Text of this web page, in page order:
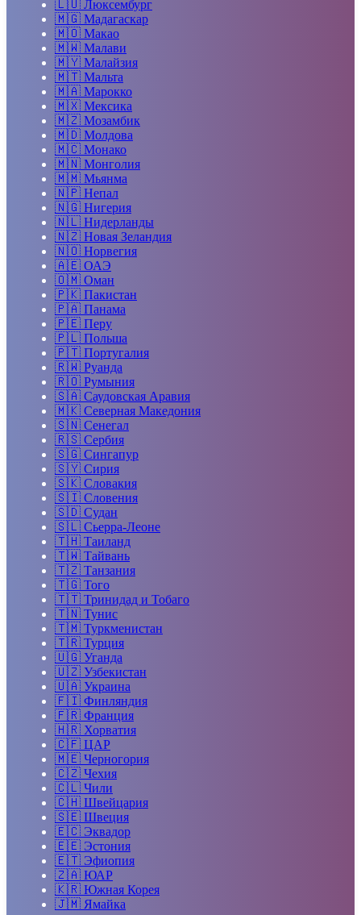
🇱🇺 Люксембург
🇲🇬 Мадагаскар
🇲🇴 Макао
🇲🇼 Малави
🇲🇾 Малайзия
🇲🇹 Мальта
🇲🇦 Марокко
🇲🇽 Мексика
🇲🇿 Мозамбик
🇲🇩 Молдова
🇲🇨 Монако
🇲🇳 Монголия
🇲🇲 Мьянма
🇳🇵 Непал
🇳🇬 Нигерия
🇳🇱 Нидерланды
🇳🇿 Новая Зеландия
🇳🇴 Норвегия
🇦🇪 ОАЭ
🇴🇲 Оман
🇵🇰 Пакистан
🇵🇦 Панама
🇵🇪 Перу
🇵🇱 Польша
🇵🇹 Португалия
🇷🇼 Руанда
🇷🇴 Румыния
🇸🇦 Саудовская Аравия
🇲🇰 Северная Македония
🇸🇳 Сенегал
🇷🇸 Сербия
🇸🇬 Сингапур
🇸🇾 Сирия
🇸🇰 Словакия
🇸🇮 Словения
🇸🇩 Судан
🇸🇱 Сьерра-Леоне
🇹🇭 Таиланд
🇹🇼 Тайвань
🇹🇿 Танзания
🇹🇬 Того
🇹🇹 Тринидад и Тобаго
🇹🇳 Тунис
🇹🇲 Туркменистан
🇹🇷 Турция
🇺🇬 Уганда
🇺🇿 Узбекистан
🇺🇦 Украина
🇫🇮 Финляндия
🇫🇷 Франция
🇭🇷 Хорватия
🇨🇫 ЦАР
🇲🇪 Черногория
🇨🇿 Чехия
🇨🇱 Чили
🇨🇭 Швейцария
🇸🇪 Швеция
🇪🇨 Эквадор
🇪🇪 Эстония
🇪🇹 Эфиопия
🇿🇦 ЮАР
🇰🇷 Южная Корея
🇯🇲 Ямайка